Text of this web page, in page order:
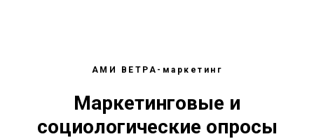
АМИ ВЕТРА-маркетинг
Маркетинговые и
социологические опросы